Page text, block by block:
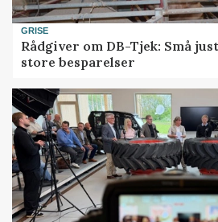
GRISE
Rådgiver om DB-Tjek: Små
store besparelser